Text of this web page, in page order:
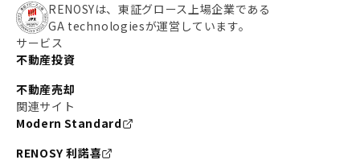
RENOSYは、東証グロース上場企業である
GA technologiesが運営しています。
サービス
不動産投資
不動産売却
関連サイト
Modern Standard
RENOSY 利諾喜